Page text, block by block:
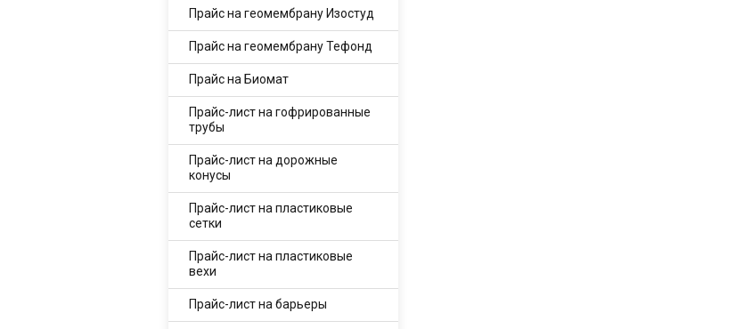
Прайс на геомембрану Изостуд
Прайс на геомембрану Тефонд
Прайс на Биомат
Прайс-лист на гофрированные
трубы
Прайс-лист на дорожные
конусы
Прайс-лист на пластиковые
сетки
Прайс-лист на пластиковые
вехи
Прайс-лист на барьеры